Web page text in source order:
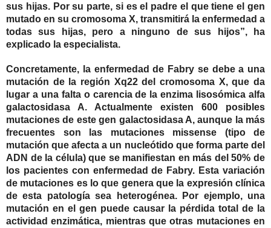
sus hijas. Por su parte, si es el padre el que tiene el gen
mutado en su cromosoma X, transmitirá la enfermedad a
todas sus hijas, pero a ninguno de sus hijos”, ha
explicado la especialista.
Concretamente, la enfermedad de Fabry se debe a una
mutación de la región Xq22 del cromosoma X, que da
lugar a una falta o carencia de la enzima lisosómica alfa
galactosidasa A. Actualmente existen 600 posibles
mutaciones de este gen galactosidasa A, aunque la más
frecuentes son las mutaciones missense (tipo de
mutación que afecta a un nucleótido que forma parte del
ADN de la célula) que se manifiestan en más del 50% de
los pacientes con enfermedad de Fabry. Esta variación
de mutaciones es lo que genera que la expresión clínica
de esta patología sea heterogénea. Por ejemplo, una
mutación en el gen puede causar la pérdida total de la
actividad enzimática, mientras que otras mutaciones en